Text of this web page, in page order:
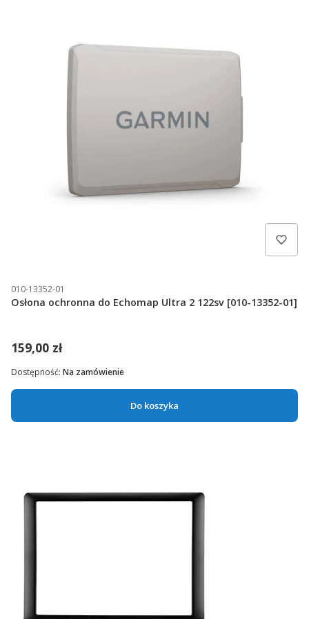
010-13352-01
Osłona ochronna do Echomap Ultra 2 122sv [010-13352-01]
159,00 zł
Do koszyka
Dostępność: Na zamówienie